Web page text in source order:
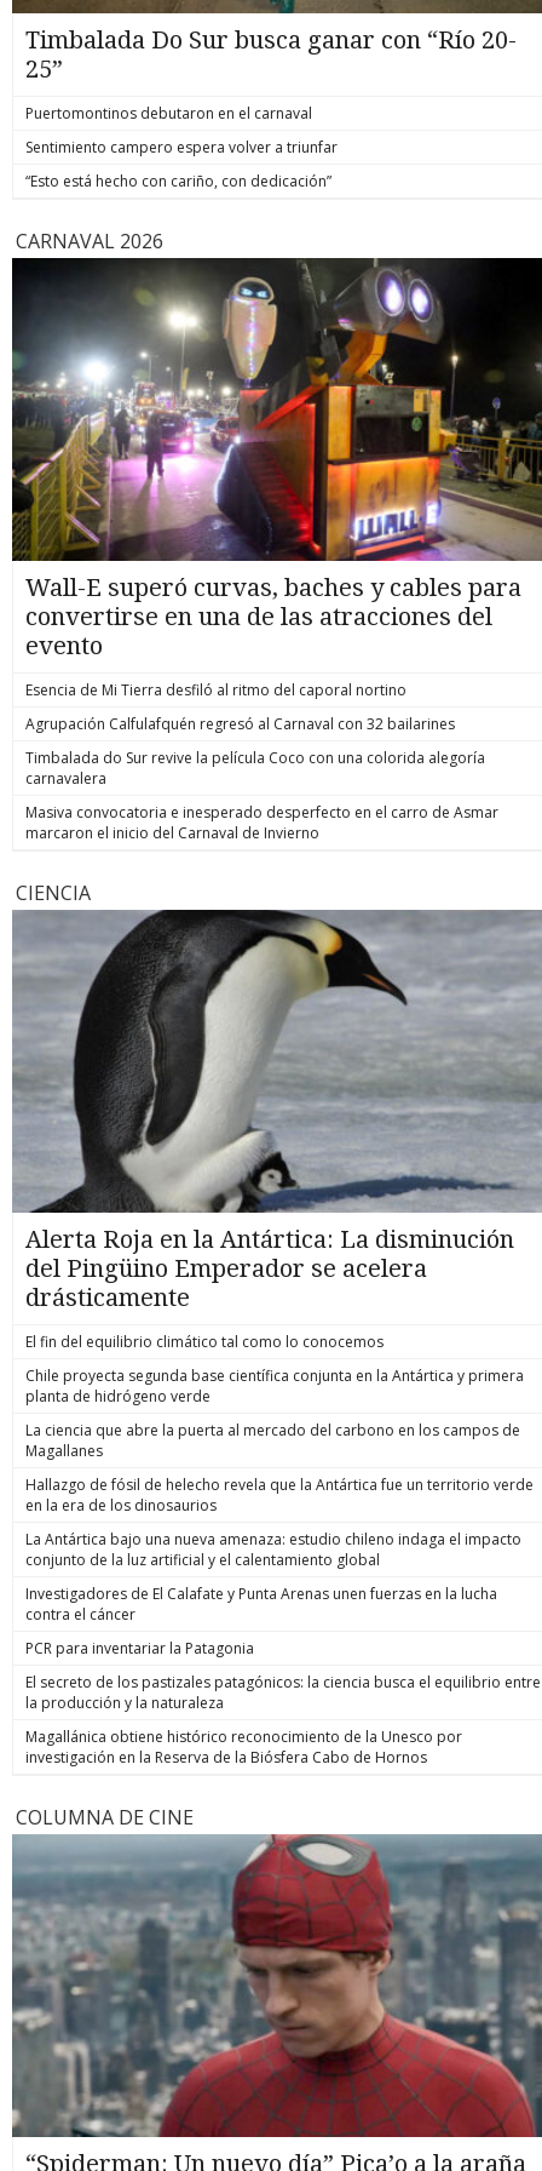
Timbalada Do Sur busca ganar con “Río 20-
25”
Puertomontinos debutaron en el carnaval
Sentimiento campero espera volver a triunfar
“Esto está hecho con cariño, con dedicación”
CARNAVAL 2026
Wall-E superó curvas, baches y cables para
convertirse en una de las atracciones del
evento
Esencia de Mi Tierra desfiló al ritmo del caporal nortino
Agrupación Calfulafquén regresó al Carnaval con 32 bailarines
Timbalada do Sur revive la película Coco con una colorida alegoría
carnavalera
Masiva convocatoria e inesperado desperfecto en el carro de Asmar
marcaron el inicio del Carnaval de Invierno
CIENCIA
Alerta Roja en la Antártica: La disminución
del Pingüino Emperador se acelera
drásticamente
El fin del equilibrio climático tal como lo conocemos
Chile proyecta segunda base científica conjunta en la Antártica y primera
planta de hidrógeno verde
La ciencia que abre la puerta al mercado del carbono en los campos de
Magallanes
Hallazgo de fósil de helecho revela que la Antártica fue un territorio verde
en la era de los dinosaurios
La Antártica bajo una nueva amenaza: estudio chileno indaga el impacto
conjunto de la luz artificial y el calentamiento global
Investigadores de El Calafate y Punta Arenas unen fuerzas en la lucha
contra el cáncer
PCR para inventariar la Patagonia
El secreto de los pastizales patagónicos: la ciencia busca el equilibrio entre
la producción y la naturaleza
Magallánica obtiene histórico reconocimiento de la Unesco por
investigación en la Reserva de la Biósfera Cabo de Hornos
COLUMNA DE CINE
“Spiderman: Un nuevo día” Pica’o a la araña